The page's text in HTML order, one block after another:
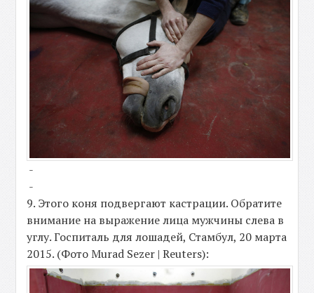
-
-
9. Этого коня подвергают кастрации. Обратите
внимание на выражение лица мужчины слева в
углу. Госпиталь для лошадей, Стамбул, 20 марта
2015. (Фото Murad Sezer | Reuters):